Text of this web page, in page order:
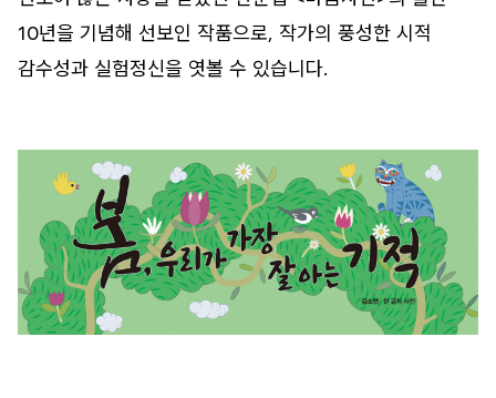
10년을 기념해 선보인 작품으로, 작가의 풍성한 시적
감수성과 실험정신을 엿볼 수 있습니다.